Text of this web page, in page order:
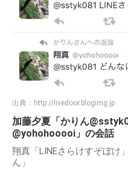
出典： http://livedoor.blogimg.jp
加藤夕夏「かりん
@yohohooooi」の会話
翔真「LINEさらけすぞぼけ
ん」